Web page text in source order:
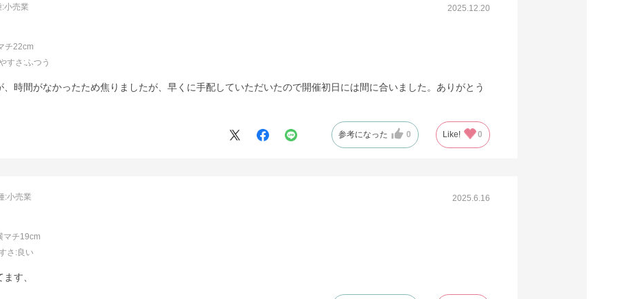
2025.12.20
チ22cm
すさ :ふつう
:小売業
時間がなかったため焦りましたが、早くに手配していただいたので開催初日には間に合いました。ありがとう
参考になった 0 Like! 0
2025.6.16
マチ19cm
さ :良い
:小売業
す、